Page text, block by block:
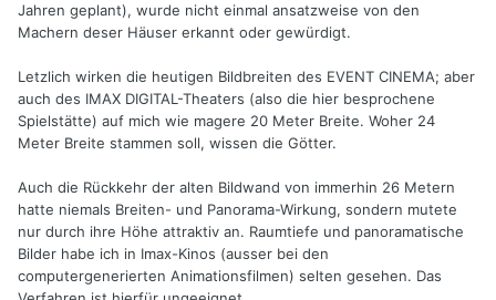
Jahren geplant), wurde nicht einmal ansatzweise von den
Machern deser Häuser erkannt oder gewürdigt.
Letzlich wirken die heutigen Bildbreiten des EVENT CINEMA; aber
auch des IMAX DIGITAL-Theaters (also die hier besprochene
Spielstätte) auf mich wie magere 20 Meter Breite. Woher 24
Meter Breite stammen soll, wissen die Götter.
Auch die Rückkehr der alten Bildwand von immerhin 26 Metern
hatte niemals Breiten- und Panorama-Wirkung, sondern mutete
nur durch ihre Höhe attraktiv an. Raumtiefe und panoramatische
Bilder habe ich in Imax-Kinos (ausser bei den
computergenerierten Animationsfilmen) selten gesehen. Das